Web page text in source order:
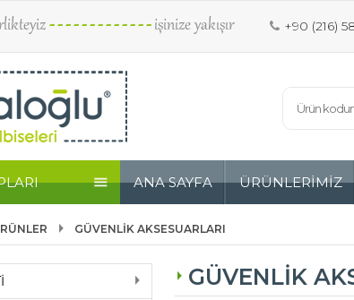
- - - - - - - - - - - - -işinize yakışır +90 (216)
ANA SAYFA ÜRÜNLERİMİZ
GÜVENLİK AKSESUARLARI
GÜVENLİK